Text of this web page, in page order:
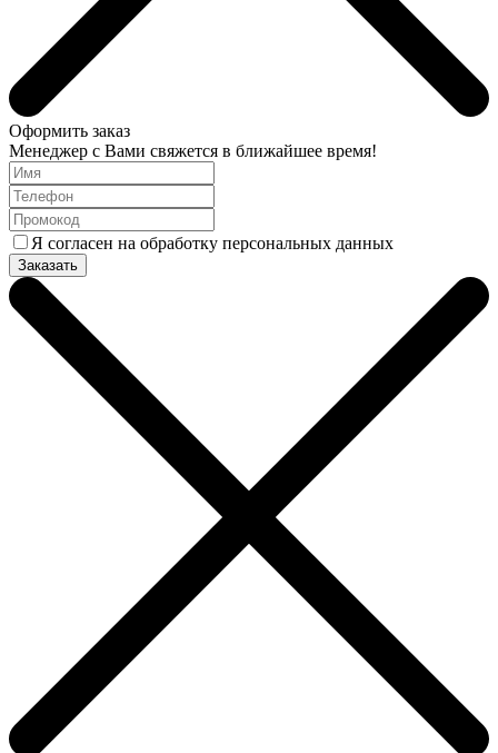
Оформить заказ
Менеджер с Вами свяжется в ближайшее время!
Я согласен на обработку персональных данных
Заказать